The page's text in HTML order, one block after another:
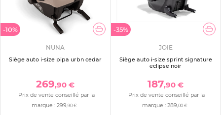
-10%
NUNA
Siège auto i-size pipa urbn cedar
269,90 €
Prix de vente conseillé par la
marque :299,90 €
-35%
JOIE
Siège auto i-size sprint signature
eclipse noir
187,90 €
Prix de vente conseillé par la
marque : 289,00 €